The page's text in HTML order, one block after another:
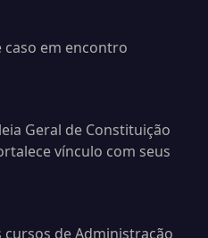
caso em encontro
Geral de Constituição
vínculo com seus
de Administração